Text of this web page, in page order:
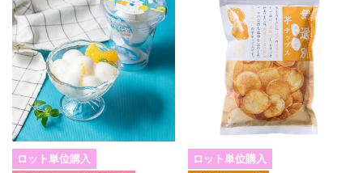
ロット単位購入
ロット単位購入